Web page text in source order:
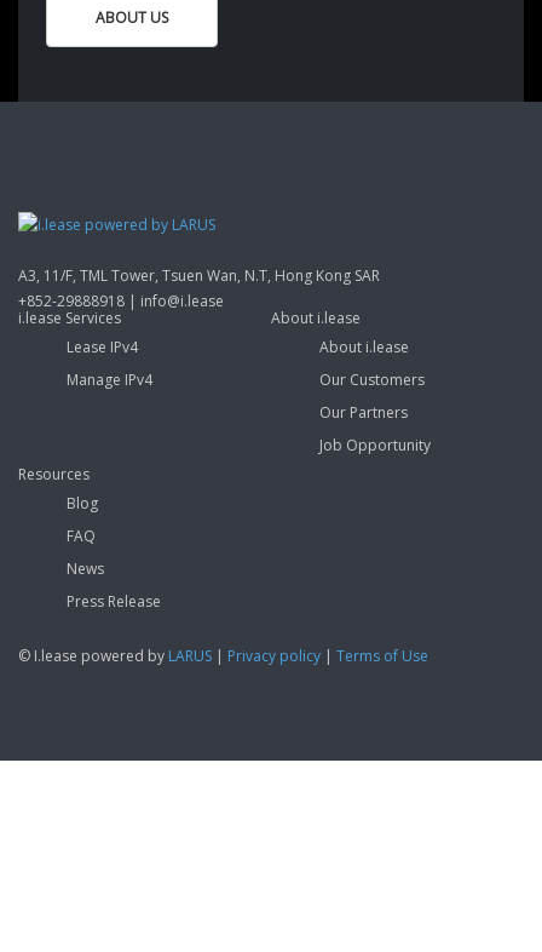
ABOUT US
A3, 11/F, TML Tower, Tsuen Wan, N.T, Hong Kong SAR
+852-29888918 | info@i.lease
i.lease Services
Lease IPv4
Manage IPv4
About i.lease
About i.lease
Our Customers
Our Partners
Job Opportunity
Resources
Blog
FAQ
News
Press Release
© I.lease powered by LARUS | Privacy policy | Terms of Use